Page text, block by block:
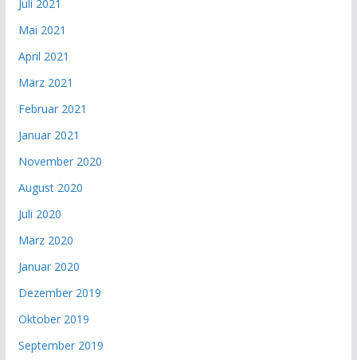
Juli 2021
Mai 2021
April 2021
März 2021
Februar 2021
Januar 2021
November 2020
August 2020
Juli 2020
März 2020
Januar 2020
Dezember 2019
Oktober 2019
September 2019